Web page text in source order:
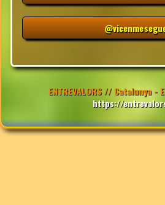
ENTREVALORS // Catalunya -
https://